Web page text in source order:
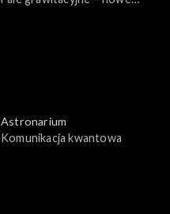
Astronarium
Komunikacja kwantowa